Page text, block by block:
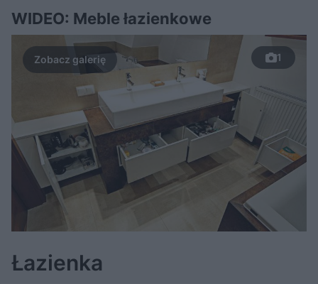
WIDEO: Meble łazienkowe
1
Łazienka